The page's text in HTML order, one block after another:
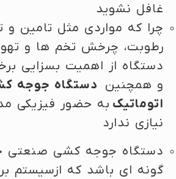
غافل نشوید
چرا که مواردی مثل تامین و
رطوبت، چرخش تخم ها و
دستگاه از اهمیت بسزایی
و همچنین دستگاه جوجه
اتوماتیک به حضور فیزیکی
نیازی ندارد
دستگاه جوجه کشی صنعتی
گونه ای باشد که ازسیستم